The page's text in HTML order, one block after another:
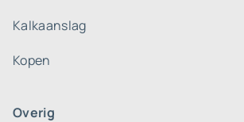
Kalkaanslag
Kopen
Overig